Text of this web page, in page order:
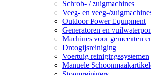
Schrob- / zuigmachines
Veeg- en veeg-/
Outdoor Power Equipment
Generatoren en
Machines voor gemeenten
Droogijsreiniging
Voertuig reinigingssystemen
Manuele